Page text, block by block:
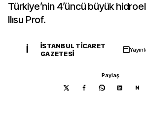
Türkiye’nin 4’üncü büyük
Ilısu Prof.
İ
İSTANBUL TICARET
GAZETESI
Paylaş
N